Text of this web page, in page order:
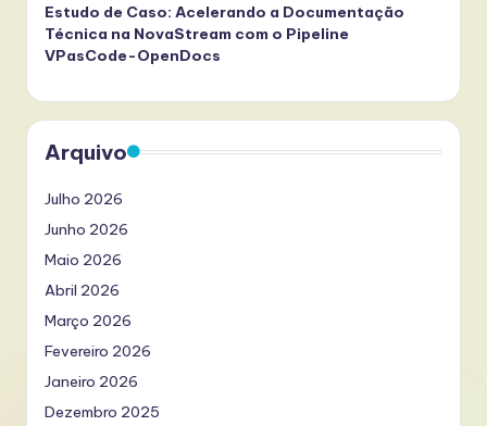
Estudo de Caso: Acelerando a Documentação
Técnica na NovaStream com o Pipeline
VPasCode-OpenDocs
Arquivo
Julho 2026
Junho 2026
Maio 2026
Abril 2026
Março 2026
Fevereiro 2026
Janeiro 2026
Dezembro 2025